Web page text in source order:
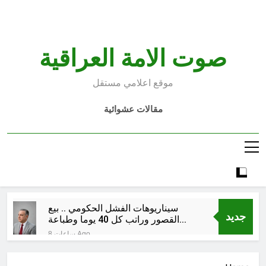
صوت الامة العراقية
موقع اعلامي مستقل
مقالات عشوائية
جديد
سيناريوهات الفشل الحكومي .. بيع
القصور وراتب كل 40 يوما وطباعة
العملة !!8 ساعات Ago